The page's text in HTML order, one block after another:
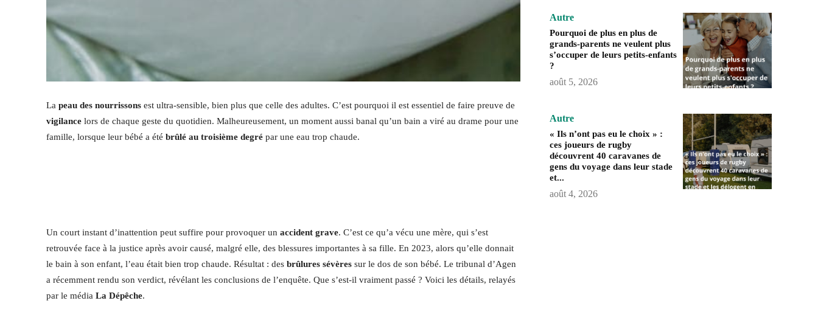
La peau des nourrissons est ultra-sensible, bien plus que celle des adultes. C’est pourquoi il est essentiel de faire preuve de
vigilance lors de chaque geste du quotidien. Malheureusement, un moment aussi banal qu’un bain a viré au drame pour une
famille, lorsque leur bébé a été brûlé au troisième degré par une eau trop chaude.
Un court instant d’inattention peut suffire pour provoquer un accident grave. C’est ce qu’a vécu une mère, qui s’est
retrouvée face à la justice après avoir causé, malgré elle, des blessures importantes à sa fille. En 2023, alors qu’elle donnait
le bain à son enfant, l’eau était bien trop chaude. Résultat : des brûlures sévères sur le dos de son bébé. Le tribunal d’Agen
a récemment rendu son verdict, révélant les conclusions de l’enquête. Que s’est-il vraiment passé ? Voici les détails, relayés
par le média La Dépêche.
Autre
Pourquoi de plus en plus de
grands-parents ne veulent plus
s’occuper de leurs petits-enfants
?
août 5, 2026
Autre
« Ils n’ont pas eu le choix » :
ces joueurs de rugby
découvrent 40 caravanes de
gens du voyage dans leur stade
et...
août 4, 2026